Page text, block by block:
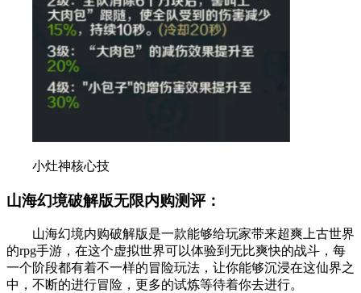
小灶神核心技
山海幻境破解版无限内购测评：
山海幻境内购破解版是一款能够给玩家带来超爽上古世界
的rpg手游，在这个虚拟世界可以体验到无比爽快的战斗，每
一个阶段都有着不一样的冒险玩法，让你能够沉浸在这仙界之
中，不断的进行冒险，更多的试炼等待着你去进行。